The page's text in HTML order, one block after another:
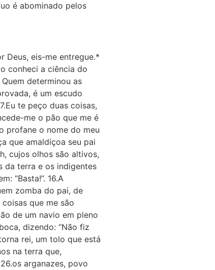
é abominado pelos
Deus, eis-me entregue.*
conheci a ciência do
determinou as
é um escudo
te peço duas coisas,
me o pão que me é
profane o nome do meu
que amaldiçoa seu pai
cujos olhos são altivos,
da terra e os indigentes
“Basta!”. 16.A
zomba do pai, de
que me são
de um navio em pleno
dizendo: “Não fiz
rei, um tolo que está
na terra que,
arganazes, povo